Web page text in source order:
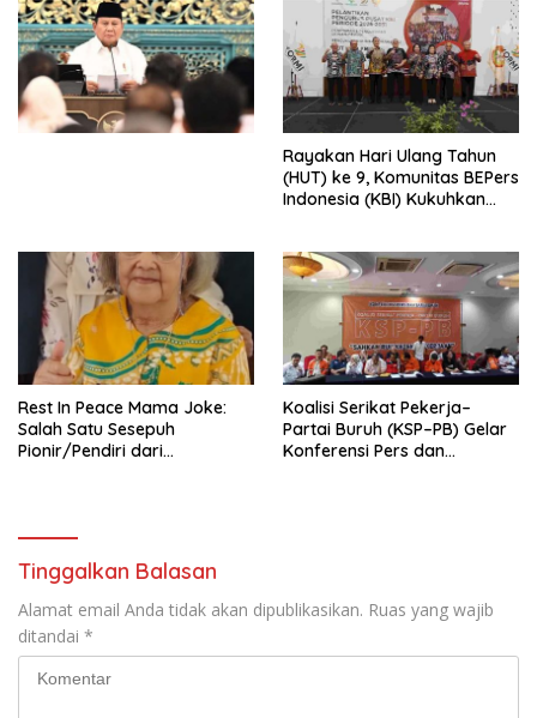
Penjajahan (Pergolakan
Ekonomi Politik Indonesia) &
Simposium Nasional “Urgensi
Undang-Undang
Perekonomian Nasional dan
Kesejahteraan Sosial dalam
Rayakan Hari Ulang Tahun
(HUT) ke 9, Komunitas BEPers
Indonesia (KBI) Kukuhkan
Tema: “Penguatan dan
Pengembangan Organisasi
KBI yang Berbasis Riset di
seluruh Indonesia dan
Mancanegara”.
Rest In Peace Mama Joke:
Salah Satu Sesepuh
Pionir/Pendiri dari
Kasih Allah.
Koalisi Serikat Pekerja–
Partai Buruh (KSP–PB) Gelar
Konferensi Pers dan
Tinggalkan Balasan
Alamat email Anda tidak akan dipublikasikan. Ruas yang wajib
ditandai *